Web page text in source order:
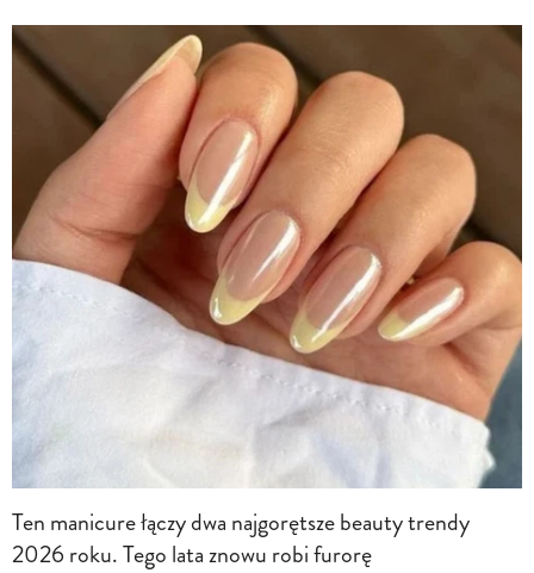
Ten manicure łączy dwa najgorętsze beauty trendy
2026 roku. Tego lata znowu robi furorę